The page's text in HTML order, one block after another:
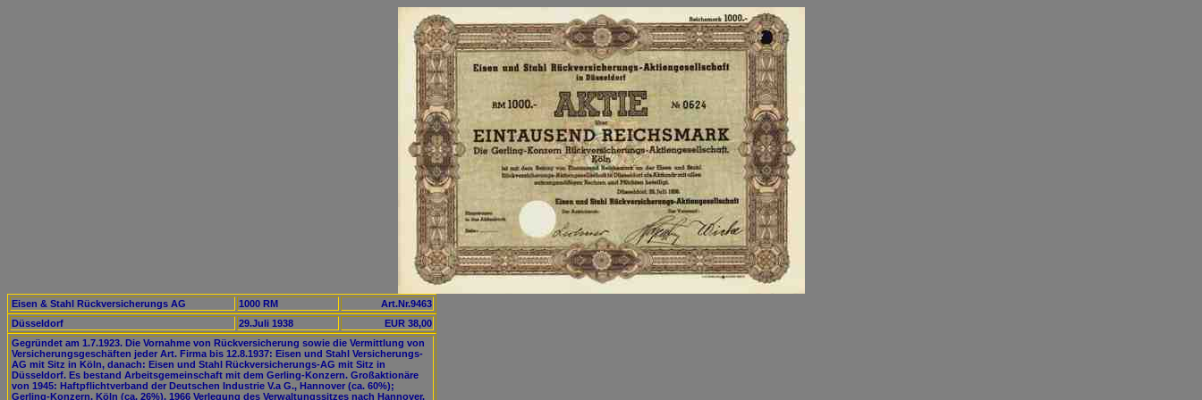
Eisen & Stahl Rückversicherungs AG 1000 RM
Art.Nr.9463
Düsseldorf
29.Juli 1938
EUR 38,00
Gegründet am 1.7.1923. Die Vornahme von Rückversicherung sowie die Vermittlung von
Versicherungsgeschäften jeder Art. Firma bis 12.8.1937: Eisen und Stahl Versicherungs-
AG mit Sitz in Köln, danach: Eisen und Stahl Rückversicherungs-AG mit Sitz in
Düsseldorf. Es bestand Arbeitsgemeinschaft mit dem Gerling-Konzern. Großaktionäre
von 1945: Haftpflichtverband der Deutschen Industrie V.a G., Hannover (ca. 60%);
Gerling-Konzern, Köln (ca. 26%). 1966 Verlegung des Verwaltungssitzes nach Hannover.